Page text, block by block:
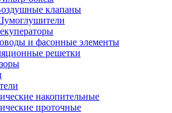
клапаны
и фасонные элементы
решетки
накопительные
проточные